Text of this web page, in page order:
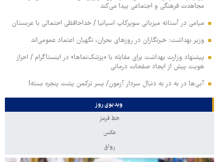
مجاهدت فرهنگی و اجتماعی پیدا می‌کند
میامی در آستانه میزبانی سوپرکاپ اسپانیا / خداحافظی احتمالی با عربستان
وزیر بهداشت: خبرنگاران در روزهای بحران، نگهبان اعتماد عمومی‌اند
پیشنهاد وزارت بهداشت برای مقابله با «پزشک‌نماها» در اینستاگرام / احراز
هویت پیش از ایجاد صفحات درمانی
آبی‌ها در به در به دنبال سردار آزمون/ پسر ترکمن پشت پنجره بسته!
ویدیوی روز
خط قرمز
عکس
رواق